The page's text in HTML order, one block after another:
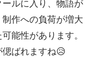
ルに入り、物語が
作への負荷が増大
能性があります。
ばれますね😥